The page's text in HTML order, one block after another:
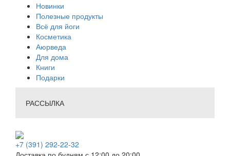
Новинки
Полезные продукты
Всё для йоги
Косметика
Аюрведа
Для дома
Книги
Подарки
РАССЫЛКА
+7 (391) 292-22-32